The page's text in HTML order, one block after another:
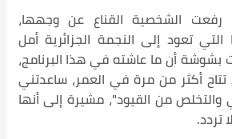
رفعت الشخصية القناع عن وجهها،
تعود إلى النجمة الجزائرية أمل
أن ما عاشته في هذا البرنامج،
أكثر من مرة في العمر، ساعدتني
من القيود"، مشيرة إلى أنها